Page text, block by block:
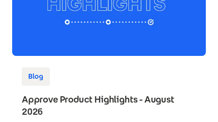
Blog
Approve Product Highlights - August
2026